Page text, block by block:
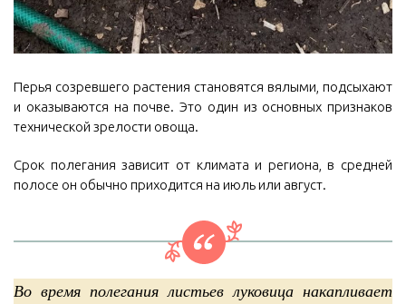
Перья созревшего растения становятся вялыми, подсыхают
и оказываются на почве. Это один из основных признаков
технической зрелости овоща.
Срок полегания зависит от климата и региона, в средней
полосе он обычно приходится на июль или август.
Во время полегания листьев луковица накапливает